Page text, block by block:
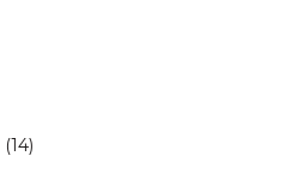
(14)